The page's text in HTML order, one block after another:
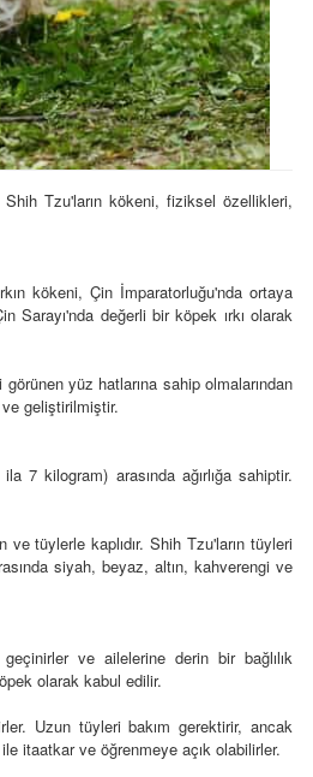
Tzu'ların kökeni, fiziksel özellikleri,
kökeni, Çin İmparatorluğu'nda ortaya
Sarayı'nda değerli bir köpek ırkı olarak
yüz hatlarına sahip olmalarından
geliştirilmiştir.
7 kilogram) arasında ağırlığa sahiptir.
tüylerle kaplıdır. Shih Tzu'ların tüyleri
siyah, beyaz, altın, kahverengi ve
ve ailelerine derin bir bağlılık
olarak kabul edilir.
Uzun tüyleri bakım gerektirir, ancak
itaatkar ve öğrenmeye açık olabilirler.
Köpeğim Su İçmiyor, Köpeklerin
Su İçmeme Sebepleri
22.05.2020
Köpeklerde Kulak ve Göz
Temizliği: Adım Adım Rehber
Köpek Sporları: Agility Nedir?
11.10.2025
Ev Yapımı Köpek Mamaları:
Sağlıklı Tarifler ve Bilmeniz
Gerekenler
Oyun ve Eğitim: “Köpekler İçin
Zeka Geliştirici Oyunlar”
09.10.2025